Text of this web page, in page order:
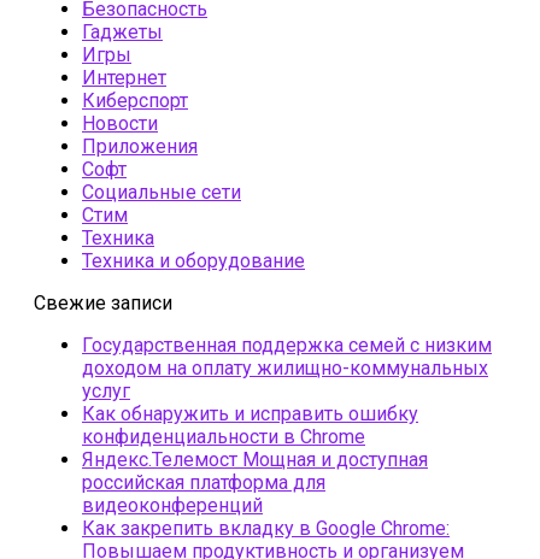
Безопасность
Гаджеты
Игры
Интернет
Киберспорт
Новости
Приложения
Софт
Социальные сети
Стим
Техника
Техника и оборудование
Свежие записи
Государственная поддержка семей с низким
доходом на оплату жилищно-коммунальных
услуг
Как обнаружить и исправить ошибку
конфиденциальности в Chrome
Яндекс.Телемост Мощная и доступная
российская платформа для
видеоконференций
Как закрепить вкладку в Google Chrome:
Повышаем продуктивность и организуем